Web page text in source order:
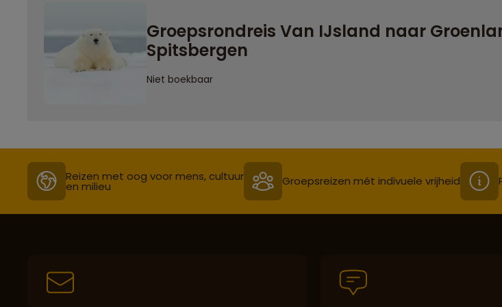
Groepsrondreis Van IJsland naar
Spitsbergen
Niet boekbaar
Reizen met oog voor mens, cultuur
en milieu Groepsreizen mét indivuele vrijheid